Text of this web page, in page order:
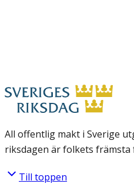
All offentlig makt i Sverige
riksdagen är folkets främsta
Till toppen